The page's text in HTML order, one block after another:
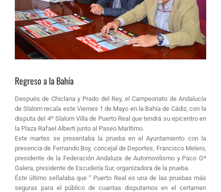
Regreso a la Bahía
Después de Chiclana y Prado del Rey, el Campeonato de Andalucía
de Slalom recala este Viernes 1 de Mayo en la Bahía de Cádiz, con la
disputa del 4º Slalom Villa de Puerto Real que tendrá su epicentro en
la Plaza Rafael Alberti junto al Paseo Marítimo.
Este martes se presentaba la prueba en el Ayuntamiento con la
presencia de Fernando Boy, concejal de Deportes, Francisco Melero,
presidente de la Federación Andaluza de Automovilismo y Paco Gª
Galera, presidente de Escudería Sur, organizadora de la prueba.
Éste último señalaba que “ Puerto Real es una de las pruebas más
seguras para el público de cuantas disputamos en el certamen